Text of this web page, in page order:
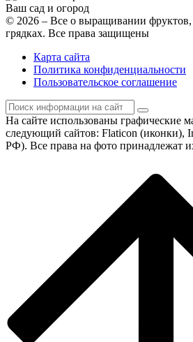
Ваш сад и огород
© 2026 – Все о выращивании
грядках. Bce пpaвa зaщищeны
Карта сайта
Политика конфиденциальности
Пользовательское соглашение
На сайте использованы графические
следующий сайтов: Flaticon (иконки),
РФ). Все права на фото принадлежат